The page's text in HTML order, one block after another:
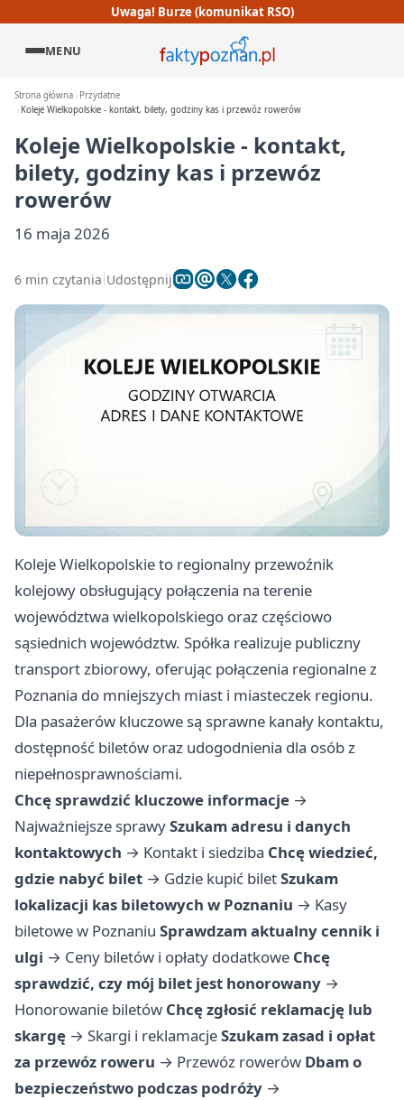
Uwaga! Burze (komunikat RSO)
MENU
Strona główna
Przydatne
Koleje Wielkopolskie - kontakt, bilety, godziny kas i przewóz rowerów
Koleje Wielkopolskie - kontakt,
bilety, godziny kas i przewóz
rowerów
16 maja 2026
6 min czytania Udostępnij
Koleje Wielkopolskie to regionalny przewoźnik
kolejowy obsługujący połączenia na terenie
województwa wielkopolskiego oraz częściowo
sąsiednich województw. Spółka realizuje publiczny
transport zbiorowy, oferując połączenia regionalne z
Poznania do mniejszych miast i miasteczek regionu.
Dla pasażerów kluczowe są sprawne kanały kontaktu,
dostępność biletów oraz udogodnienia dla osób z
niepełnosprawnościami.
Chcę sprawdzić kluczowe informacje →
Najważniejsze sprawySzukam adresu i danych
kontaktowych → Kontakt i siedziba Chcę wiedzieć,
gdzie nabyć bilet → Gdzie kupić biletSzukam
lokalizacji kas biletowych w Poznaniu → Kasy
biletowe w Poznaniu Sprawdzam aktualny cennik i
ulgi → Ceny biletów i opłaty dodatkowe Chcę
sprawdzić, czy mój bilet jest honorowany →
Honorowanie biletów Chcę zgłosić reklamację lub
skargę → Skargi i reklamacjeSzukam zasad i opłat
za przewóz roweru → Przewóz rowerów Dbam o
bezpieczeństwo podczas podróży →